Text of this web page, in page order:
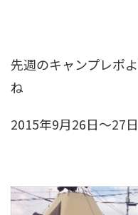
先週のキャンプレポ
ね
2015年9月26日～27